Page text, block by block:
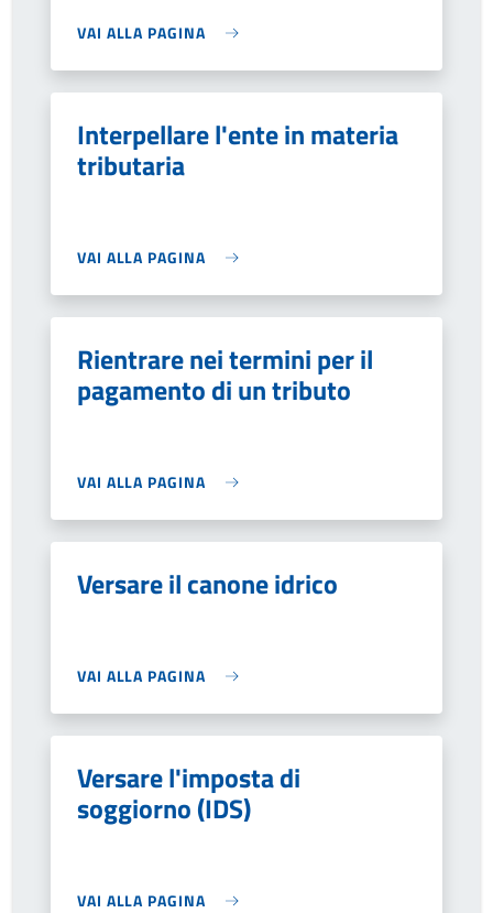
VAI ALLA PAGINA
Interpellare l'ente in materia
tributaria
VAI ALLA PAGINA
Rientrare nei termini per il
pagamento di un tributo
VAI ALLA PAGINA
Versare il canone idrico
VAI ALLA PAGINA
Versare l'imposta di
soggiorno (IDS)
VAI ALLA PAGINA